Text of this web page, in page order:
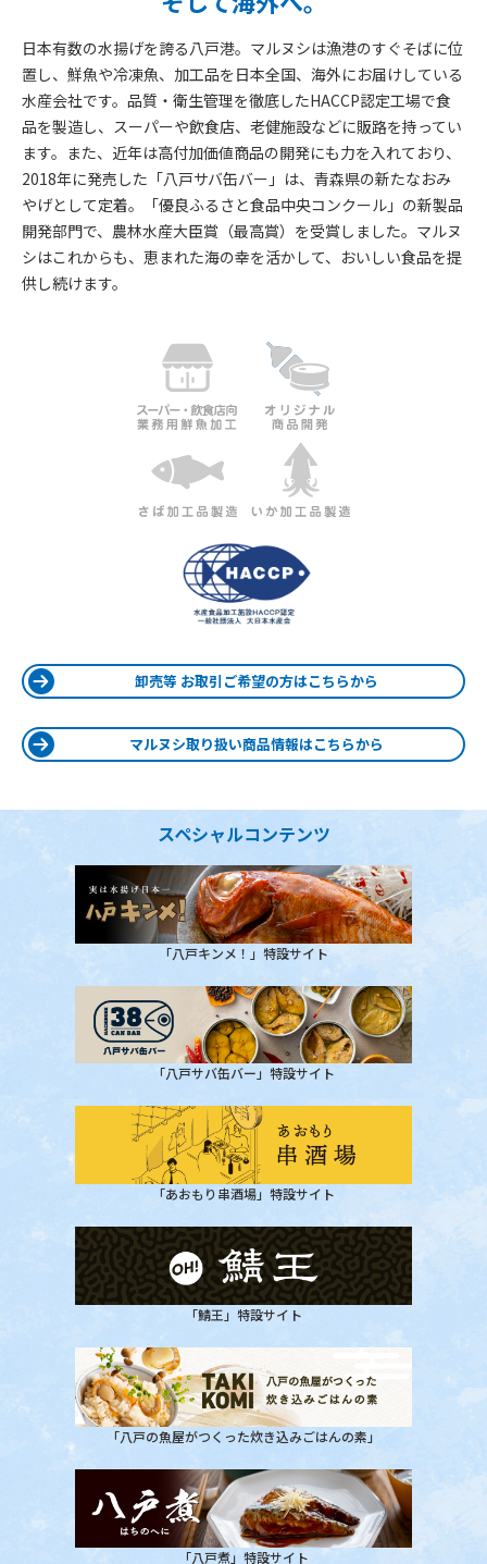
日本有数の水揚げを誇る八戸港。マルヌシは漁港のすぐそばに位
置し、鮮魚や冷凍魚、加工品を日本全国、海外にお届けしている
水産会社です。品質・衛生管理を徹底したHACCP認定工場で食
品を製造し、スーパーや飲食店、老健施設などに販路を持ってい
ます。また、近年は高付加価値商品の開発にも力を入れており、
2018年に発売した「八戸サバ缶バー」は、青森県の新たなおみ
やげとして定着。「優良ふるさと食品中央コンクール」の新製品
開発部門で、農林水産大臣賞（最高賞）を受賞しました。マルヌ
シはこれからも、恵まれた海の幸を活かして、おいしい食品を提
供し続けます。
卸売等 お取引ご希望の方はこちらから
マルヌシ取り扱い商品情報はこちらから
スペシャルコンテンツ
「八戸キンメ！」特設サイト
「八戸サバ缶バー」特設サイト
「あおもり串酒場」特設サイト
「鯖王」特設サイト
「八戸の魚屋がつくった炊き込みごはんの素」
「八戸煮」特設サイト